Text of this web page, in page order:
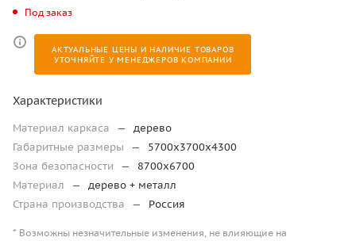
Под заказ
АКТУАЛЬНЫЕ ЦЕНЫ И НАЛИЧИЕ ТОВАРОВ
УТОЧНЯЙТЕ У МЕНЕДЖЕРОВ КОМПАНИИ
Характеристики
Материал каркаса —
дерево
Габаритные размеры
—
5700х3700х4300
Зона безопасности
—
8700х6700
Материал
—
дерево + металл
Страна производства
— Россия
* Возможны незначительные изменения, не влияющие на